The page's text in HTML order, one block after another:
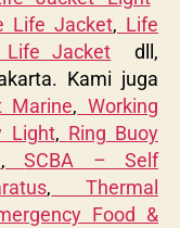
Life Jacket, Life
Life Jacket dll,
Kami juga
Marine, Working
Light, Ring Buoy
,
SCBA – Self
,
Thermal
Food &